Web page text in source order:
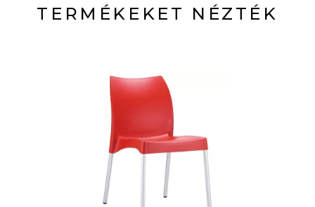
TERMÉKEKET NÉZTÉK